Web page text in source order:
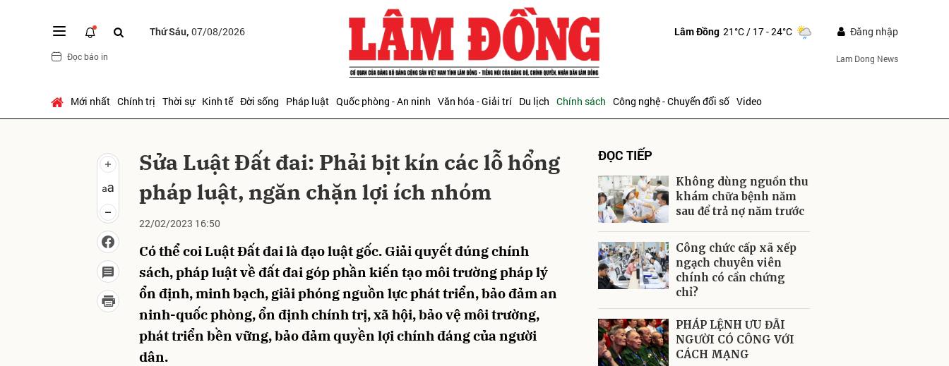
Thứ Sáu, 07/08/2026
Đọc báo in
Lâm Đồng 21°C/ 17 - 24°C Đăng nhập
Lam Dong News
Mới nhất Chính trị Thời sự Kinh tế Đời sống Pháp luật Quốc phòng - An ninh Văn hóa - Giải trí Du lịch Chính sách Công nghệ - Chuyển đổi số Video
Sửa Luật Đất đai: Phải bịt kín các lỗ hổng
pháp luật, ngăn chặn lợi ích nhóm
22/02/2023 16:50
Có thể coi Luật Đất đai là đạo luật gốc. Giải quyết đúng chính
sách, pháp luật về đất đai góp phần kiến tạo môi trường pháp lý
ổn định, minh bạch, giải phóng nguồn lực phát triển, bảo đảm an
ninh-quốc phòng, ổn định chính trị, xã hội, bảo vệ môi trường,
phát triển bền vững, bảo đảm quyền lợi chính đáng của người
dân.
ĐỌC TIẾP
Không dùng nguồn thu
khám chữa bệnh năm
sau để trả nợ năm trước
Công chức cấp xã xếp
ngạch chuyên viên
chính có cần chứng
chỉ?
PHÁP LỆNH ƯU ĐÃI
NGƯỜI CÓ CÔNG VỚI
CÁCH MẠNG
Gửi bình luận
Gửi